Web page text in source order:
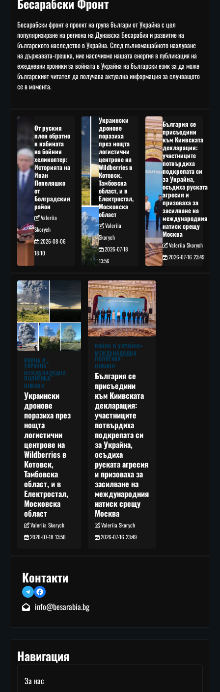
Бесарабски фронт е проект на група българи от Украйна с цел
популяризиране на региона на Дунавска Бесарабия и развитие на
българското наследство в Украйна. След пълномащабното нахлуване
на държавата-грешка, ние насочихме нашата енергия в публикация на
ежедневни хроники за войната в Украйна на български език за да може
българският читател да получава актуална информация за случващото
се в момента.
От руския
плен обратно
в кабината
на бойния
хеликоптер:
Историята на
Иван
Пепеляшко
от
Болградския
район
Valeriia
Skorych
2026-08-06
18:10
Украински
дронове
поразиха
през нощта
логистични
центрове на
Wildberries в
Котовск,
Тамбовска
област, и в
Електростал,
Московска
област
Valeriia
Skorych
2026-07-18
13:56
България се
присъедини
към Киивската
декларация:
участниците
потвърдиха
подкрепата си
за Украйна,
осъдиха руската
агресия и
призоваха за
засилване на
международния
натиск срещу
Москва
Valeriia Skorych
2026-07-16 23:49
ВОЙНА В
УКРАЙНА
МЕЖДУНАРОДНА
ПОЛИТИКА
НОВИНИ
Украински
дронове
поразиха през
нощта
логистични
центрове на
Wildberries в
Котовск,
Тамбовска
област, и в
Електростал,
Московска
област
Valeriia Skorych
2026-07-18 13:56
ВОЙНА В УКРАЙНА
МЕЖДУНАРОДНА
ПОЛИТИКА
НОВИНИ
България се
присъедини
към Киивската
декларация:
участниците
потвърдиха
подкрепата си
за Украйна,
осъдиха
руската агресия
и призоваха за
засилване на
международния
натиск срещу
Москва
Valeriia Skorych
2026-07-16 23:49
Контакти
TelegramFacebook
info@besarabia.bg
Навигация
За нас